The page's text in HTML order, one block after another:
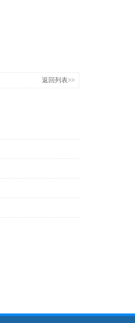
返回列表>>